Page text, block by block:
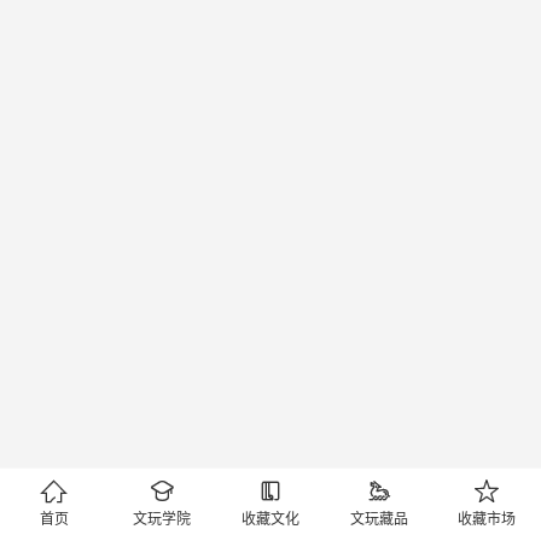

首页

文玩学院

收藏文化

文玩藏品

收藏市场